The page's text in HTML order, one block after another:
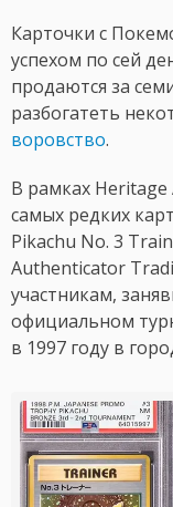
Карточки с
успехом по сей
продаются за
разбогатеть
воровство.
В рамках
самых редких
Pikachu No. 3
Authenticator
участникам,
официальном
в 1997 году в